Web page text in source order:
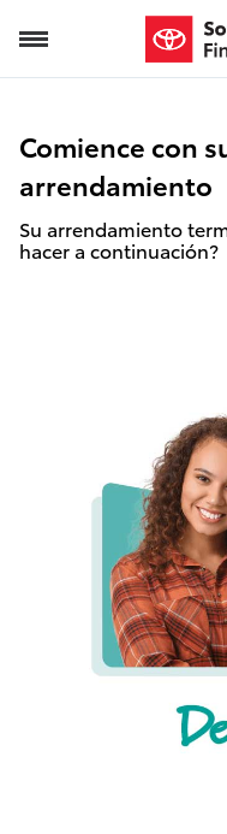
Comience con
arrendamiento
Su arrendamiento
hacer a continuación?